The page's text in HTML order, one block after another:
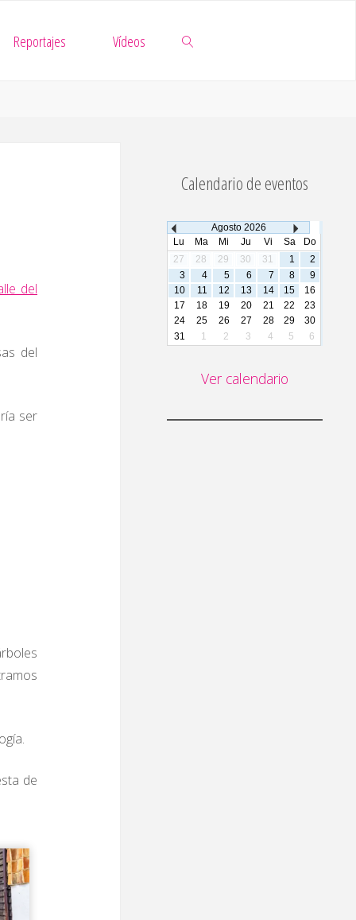
Reportajes Vídeos
del
del
ser
de
Calendario de eventos
Agosto 2026
Lu
Ma Mi Ju Vi Sa
Do
27
28 29 30 31 1
2
3
4 5 6 7 8
9
10
11 12 13 14 15
16
17
18 19 20 21 22
23
24
25 26 27 28 29
30
31
1 2 3 4 5 6
Ver calendario